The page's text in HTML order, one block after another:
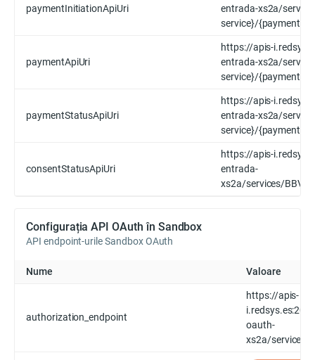
paymentInitiationApiUri
entrada-xs2a/
service}/{payment-
paymentApiUri
https://apis-
entrada-xs2a/
service}/{payment-
paymentStatusApiUri
https://apis-
entrada-xs2a/
service}/{payment-
consentStatusApiUri
https://apis-
entrada-
xs2a/services/
Configurația API OAuth în Sandbox
API endpoint-urile Sandbox OAuth
Nume Valoare
authorization_endpoint
https://apis-
oauth-
xs2a/services/